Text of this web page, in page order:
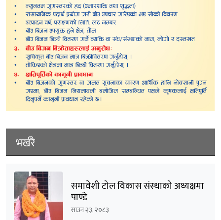
भर्खरै
समावेशी टोल विकास संस्थाको अध्यक्षमा
पाण्डे
साउन २३, २०८३